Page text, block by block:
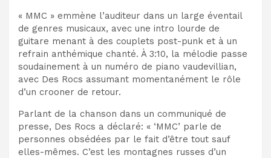
« MMC » emmène l’auditeur dans un large éventail
de genres musicaux, avec une intro lourde de
guitare menant à des couplets post-punk et à un
refrain anthémique chanté. À 3:10, la mélodie passe
soudainement à un numéro de piano vaudevillian,
avec Des Rocs assumant momentanément le rôle
d’un crooner de retour.
Parlant de la chanson dans un communiqué de
presse, Des Rocs a déclaré: « ‘MMC’ parle de
personnes obsédées par le fait d’être tout sauf
elles-mêmes. C’est les montagnes russes d’un